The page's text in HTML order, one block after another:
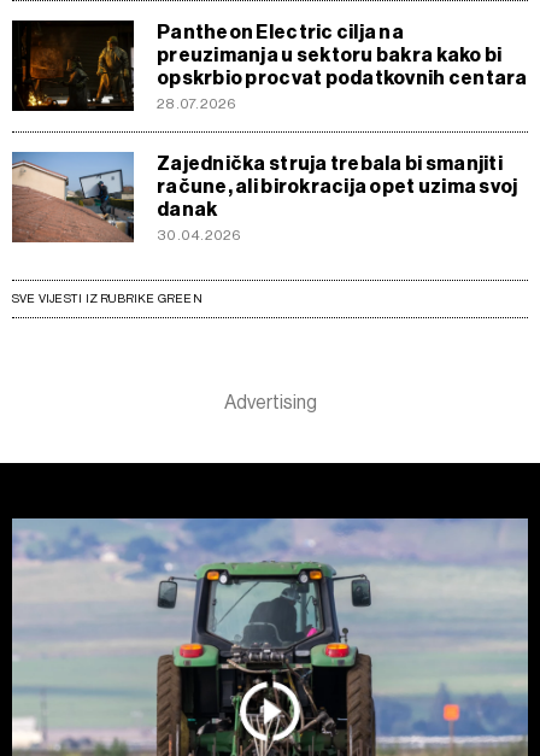
Pantheon Electric cilja na
preuzimanja u sektoru bakra kako bi
opskrbio procvat podatkovnih centara
28.07.2026
Zajednička struja trebala bi smanjiti
račune, ali birokracija opet uzima svoj
danak
30.04.2026
SVE VIJESTI IZ RUBRIKE GREEN